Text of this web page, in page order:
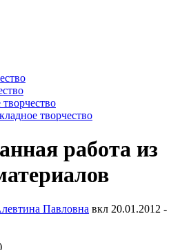
творчество
работа из
Павловна вкл 20.01.2012 -